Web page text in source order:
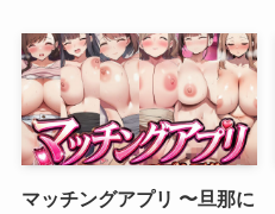
マッチングアプリ 〜旦那に